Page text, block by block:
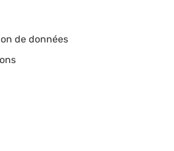
de données